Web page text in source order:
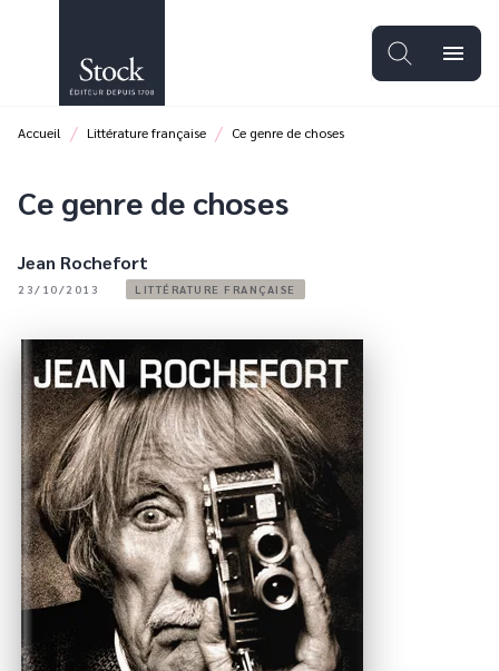
PIED DE PAGE
menu
Accueil / Littérature française / Ce genre de choses
Ce genre de choses
Jean Rochefort
23/10/2013 LITTÉRATURE FRANÇAISE